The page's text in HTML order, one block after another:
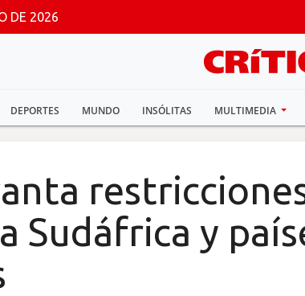
DE 2026
DEPORTES MUNDO INSÓLITAS MULTIMEDIA
Sudáfrica y